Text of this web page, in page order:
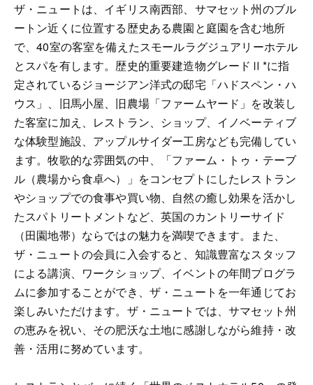
ザ・ニュートは、イギリス南西部、サマセット州のブル
ートン近くに位置する歴史ある農園と庭園を含む地所
で、40室の客室を備えたスモールラグジュアリーホテル
とスパを有します。歴史的重要建造物グレードⅡ*に指
定されているジョージアン洋式の邸宅「ハドスペン・ハ
ウス」、旧馬小屋、旧農場「ファームヤード」を改装し
た客室に加え、レストラン、ショップ、イノベーティブ
な体験型施設、アップルサイダー工房なども完備してい
ます。牧歌的な雰囲気の中、「ファーム・トゥ・テーブ
ル（農場から食卓へ）」をコンセプトにしたレストラン
やショップでの食事や買い物、自然の癒し効果を活かし
たスパトリートメントなど、英国のカントリーサイド
（田園地帯）ならではの魅力を満喫できます。また、
ザ・ニュートの会員に入会すると、知識豊富なスタッフ
による講演、ワークショップ、イベントの年間プログラ
ムに参加することができ、ザ・ニュートを一年通じてお
楽しみいただけます。ザ・ニュートでは、サマセット州
の恵みを祝い、その肥沃な土地に感謝しながら維持・改
善・活用に努めています。